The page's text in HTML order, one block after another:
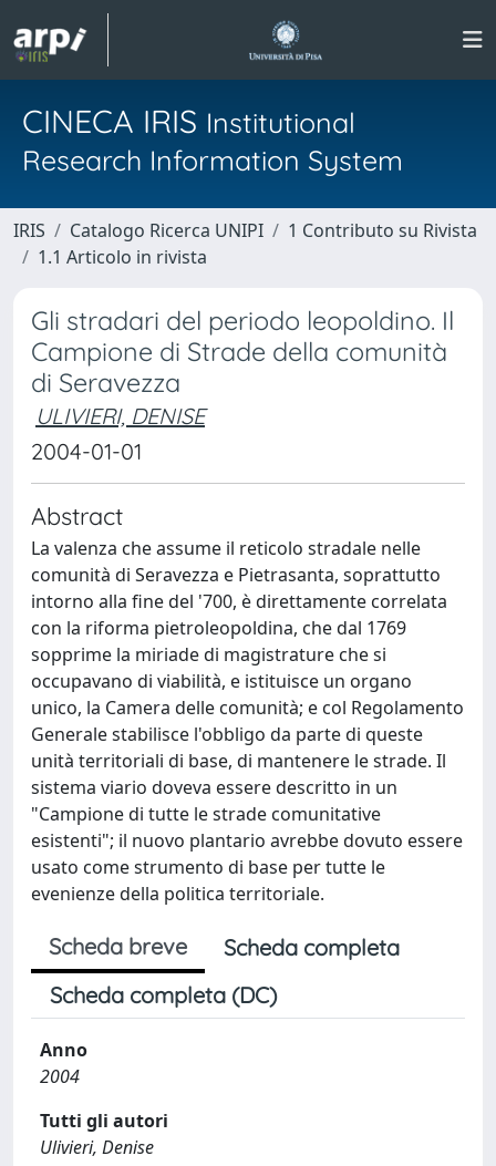
CINECA IRIS Institutional
Research Information System
IRIS Catalogo Ricerca UNIPI
1 Contributo su Rivista
1.1 Articolo in rivista
Gli stradari del periodo leopoldino. Il
Campione di Strade della comunità
di Seravezza
ULIVIERI, DENISE
2004-01-01
Abstract
La valenza che assume il reticolo stradale nelle
comunità di Seravezza e Pietrasanta, soprattutto
intorno alla fine del '700, è direttamente correlata
con la riforma pietroleopoldina, che dal 1769
sopprime la miriade di magistrature che si
occupavano di viabilità, e istituisce un organo
unico, la Camera delle comunità; e col Regolamento
Generale stabilisce l'obbligo da parte di queste
unità territoriali di base, di mantenere le strade. Il
sistema viario doveva essere descritto in un
"Campione di tutte le strade comunitative
esistenti"; il nuovo plantario avrebbe dovuto essere
usato come strumento di base per tutte le
evenienze della politica territoriale.
Scheda breve
Scheda completa
Scheda completa (DC)
Anno
2004
Tutti gli autori
Ulivieri, Denise